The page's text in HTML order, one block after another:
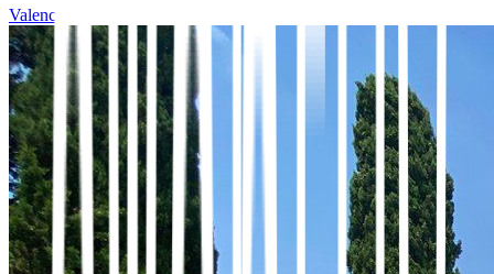
Valencia